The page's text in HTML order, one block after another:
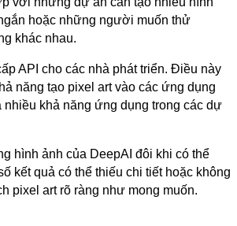
hoặc những người muốn thử
khác nhau.
API cho các nhà phát triển. Điều này
năng tạo pixel art vào các ứng dụng
nhiều khả năng ứng dụng trong các dự
hình ảnh của DeepAI đôi khi có thể
kết quả có thể thiếu chi tiết hoặc không
pixel art rõ ràng như mong muốn.